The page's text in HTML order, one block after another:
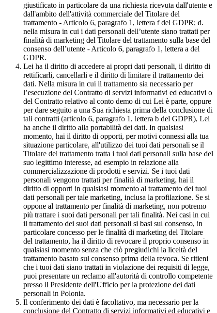
giustificato in particolare da una richiesta ricevuta dall'utente e
dall'ambito dell'attività commerciale del Titolare del
trattamento - Articolo 6, paragrafo 1, lettera f del GDPR; d.
nella misura in cui i dati personali dell’utente siano trattati per
finalità di marketing del Titolare del trattamento sulla base del
consenso dell’utente - Articolo 6, paragrafo 1, lettera a del
GDPR.
Lei ha il diritto di accedere ai propri dati personali, il diritto di
rettificarli, cancellarli e il diritto di limitare il trattamento dei
dati. Nella misura in cui il trattamento sia necessario per
l’esecuzione del Contratto di servizi informativi ed educativi o
del Contratto relativo al conto demo di cui Lei è parte, oppure
per dare seguito a una Sua richiesta prima della conclusione di
tali contratti (articolo 6, paragrafo 1, lettera b del GDPR), Lei
ha anche il diritto alla portabilità dei dati. In qualsiasi
momento, hai il diritto di opporti, per motivi connessi alla tua
situazione particolare, all'utilizzo dei tuoi dati personali se il
Titolare del trattamento tratta i tuoi dati personali sulla base del
suo legittimo interesse, ad esempio in relazione alla
commercializzazione di prodotti e servizi. Se i tuoi dati
personali vengono trattati per finalità di marketing, hai il
diritto di opporti in qualsiasi momento al trattamento dei tuoi
dati personali per tale marketing, inclusa la profilazione. Se si
oppone al trattamento per finalità di marketing, non potremo
più trattare i suoi dati personali per tali finalità. Nei casi in cui
il trattamento dei suoi dati personali si basi sul consenso, in
particolare concesso per le finalità di marketing del Titolare
del trattamento, ha il diritto di revocare il proprio consenso in
qualsiasi momento senza che ciò pregiudichi la liceità del
trattamento basato sul consenso prima della revoca. Se ritieni
che i tuoi dati siano trattati in violazione dei requisiti di legge,
puoi presentare un reclamo all'autorità di controllo competente
presso il Presidente dell'Ufficio per la protezione dei dati
personali in Polonia.
Il conferimento dei dati è facoltativo, ma necessario per la
conclusione del Contratto di servizi informativi ed educativi e